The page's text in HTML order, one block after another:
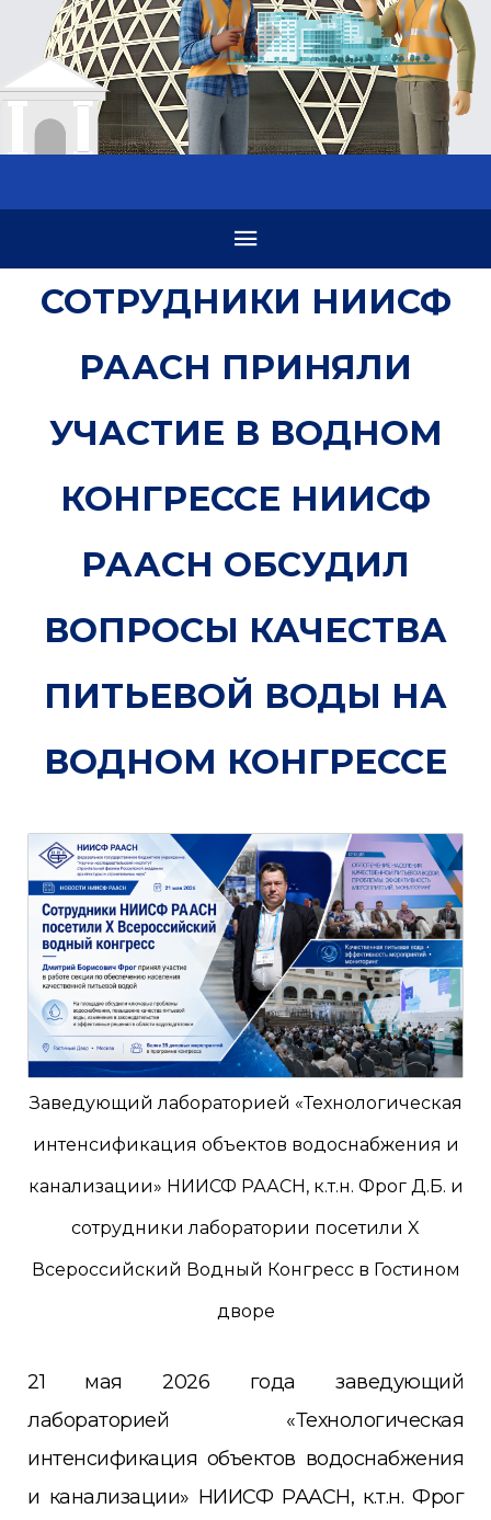
СОТРУДНИКИ НИИСФ
РААСН ПРИНЯЛИ
УЧАСТИЕ В ВОДНОМ
КОНГРЕССЕ НИИСФ
РААСН ОБСУДИЛ
ВОПРОСЫ КАЧЕСТВА
ПИТЬЕВОЙ ВОДЫ НА
ВОДНОМ КОНГРЕССЕ
Заведующий лабораторией «Технологическая
интенсификация объектов водоснабжения и
канализации» НИИСФ РААСН, к.т.н. Фрог Д.Б. и
сотрудники лаборатории посетили X
Всероссийский Водный Конгресс в Гостином
дворе
21 мая 2026 года заведующий
лабораторией «Технологическая
интенсификация объектов водоснабжения
и канализации» НИИСФ РААСН, к.т.н. Фрог